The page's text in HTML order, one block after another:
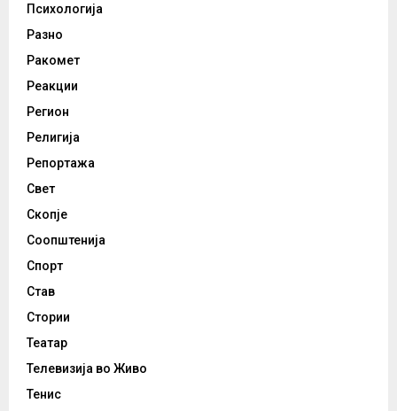
Психологија
Разно
Ракомет
Реакции
Регион
Религија
Репортажа
Свет
Скопје
Соопштенија
Спорт
Став
Стории
Театар
Телевизија во Живо
Тенис